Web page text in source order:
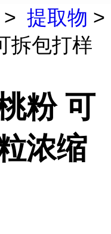
> 提取物 >
拆包打样
粉 可
浓缩